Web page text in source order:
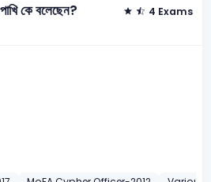
কে বলেছেন? 4 Exams